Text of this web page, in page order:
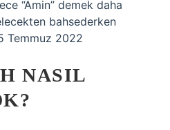
“Amin” demek daha
bahsederken
Temmuz 2022
NASIL